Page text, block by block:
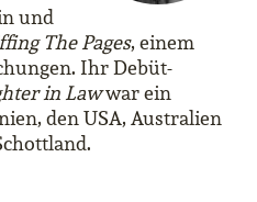
und
The Pages, einem
Ihr Debüt-
in Lawwar ein
den USA, Australien